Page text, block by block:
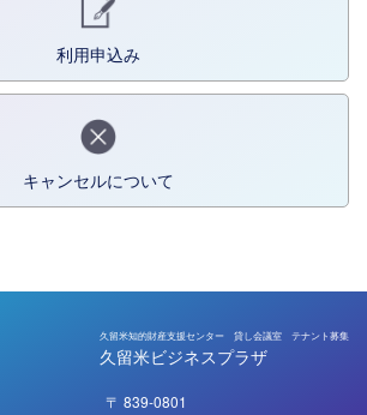
利用申込み
キャンセルについて
久留米知的財産支援センター 貸し会議室 テナント募集
久留米ビジネスプラザ
〒 839-0801